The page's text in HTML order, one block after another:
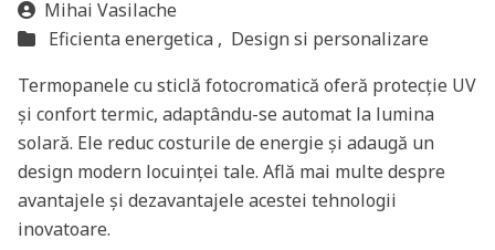
Mihai Vasilache
Eficienta energetica , Design si personalizare
Termopanele cu sticlă fotocromatică oferă protecție UV
și confort termic, adaptându-se automat la lumina
solară. Ele reduc costurile de energie și adaugă un
design modern locuinței tale. Află mai multe despre
avantajele și dezavantajele acestei tehnologii
inovatoare.